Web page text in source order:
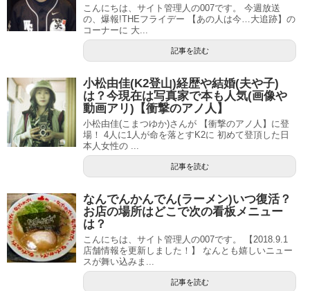
こんにちは、サイト管理人の007です。 今週放送
の、爆報!THEフライデー 【あの人は今…大追跡】の
コーナーに 大...
記事を読む
小松由佳(K2登山)経歴や結婚(夫や子)
は？今現在は写真家で本も人気(画像や
動画アリ)【衝撃のアノ人】
小松由佳(こまつゆか)さんが 【衝撃のアノ人】に登
場！ 4人に1人が命を落とすK2に 初めて登頂した日
本人女性の ...
記事を読む
なんでんかんでん(ラーメン)いつ復活？
お店の場所はどこで次の看板メニュー
は？
こんにちは、サイト管理人の007です。 【2018.9.1
店舗情報を更新しました！】 なんとも嬉しいニュー
スが舞い込みま...
記事を読む